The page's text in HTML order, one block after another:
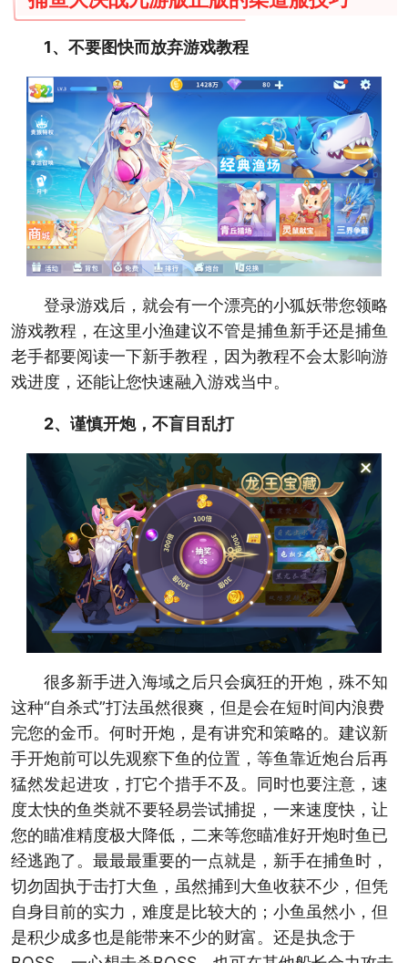
1、不要图快而放弃游戏教程
登录游戏后，就会有一个漂亮的小狐妖带您领略
游戏教程，在这里小渔建议不管是捕鱼新手还是捕鱼
老手都要阅读一下新手教程，因为教程不会太影响游
戏进度，还能让您快速融入游戏当中。
2、谨慎开炮，不盲目乱打
很多新手进入海域之后只会疯狂的开炮，殊不知
这种“自杀式”打法虽然很爽，但是会在短时间内浪费
完您的金币。何时开炮，是有讲究和策略的。建议新
手开炮前可以先观察下鱼的位置，等鱼靠近炮台后再
猛然发起进攻，打它个措手不及。同时也要注意，速
度太快的鱼类就不要轻易尝试捕捉，一来速度快，让
您的瞄准精度极大降低，二来等您瞄准好开炮时鱼已
经逃跑了。最最最重要的一点就是，新手在捕鱼时，
切勿固执于击打大鱼，虽然捕到大鱼收获不少，但凭
自身目前的实力，难度是比较大的；小鱼虽然小，但
是积少成多也是能带来不少的财富。还是执念于